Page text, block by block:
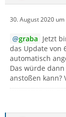
30. August 2020 um
graba Jetzt
das Update von
automatisch
Das würde
anstoßen kann?